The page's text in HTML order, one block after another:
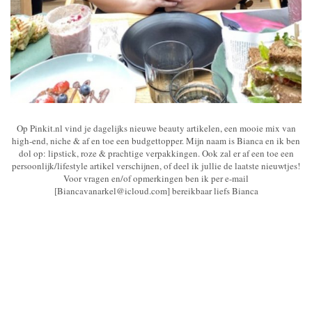
Op Pinkit.nl vind je dagelijks nieuwe beauty artikelen, een mooie mix van
high-end, niche & af en toe een budgettopper. Mijn naam is Bianca en ik ben
dol op: lipstick, roze & prachtige verpakkingen. Ook zal er af een toe een
persoonlijk/lifestyle artikel verschijnen, of deel ik jullie de laatste nieuwtjes!
Voor vragen en/of opmerkingen ben ik per e-mail
[Biancavanarkel@icloud.com] bereikbaar liefs Bianca